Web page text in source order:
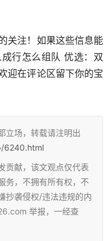
关注！如果这些信息能
行怎么组队 优选：双
迎在评论区留下你的宝
立场，转载请注明出
6240.html
贡献，该文观点仅代表
务，不拥有所有权，不
抄袭侵权/违法违规的内
举报，一经查